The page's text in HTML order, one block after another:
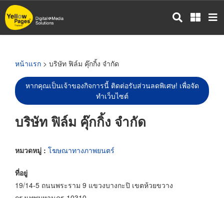
ข้าม
ไป
หน้าแรก > บริษัท ฟิล์ม คุ๊กกิ้ง จำกัด
หากคุณเป็นเจ้าของกิจการนี้ ติดต่อรับส่วนลดพิเศษ! เพื่อจัด
ทำเว็บไซต์
บริษัท ฟิล์ม คุ๊กกิ้ง จำกัด
หมวดหมู่ : โฆษณาทางภาพยนตร์
ที่อยู่
19/14-5 ถนนพระราม 9 แขวงบางกะปิ เขตห้วยขวาง